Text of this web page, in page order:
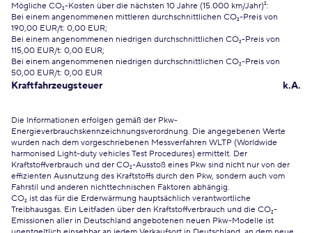
Mögliche CO₂-Kosten über die nächsten 10 Jahre (15.000 km/Jahr)²:
Bei einem angenommenen mittleren durchschnittlichen CO₂-Preis von
190,00 EUR/t: 0,00 EUR;
Bei einem angenommenen niedrigen durchschnittlichen CO₂-Preis von
115,00 EUR/t: 0,00 EUR;
Bei einem angenommenen niedrigen durchschnittlichen CO₂-Preis von
50,00 EUR/t: 0,00 EUR
Kraftfahrzeugsteuer k.A.
Die Informationen erfolgen gemäß der Pkw-
Energieverbrauchskennzeichnungsverordnung. Die angegebenen Werte
wurden nach dem vorgeschriebenen Messverfahren WLTP (Worldwide
harmonised Light-duty vehicles Test Procedures) ermittelt. Der
Kraftstoffverbrauch und der CO₂-Ausstoß eines Pkw sind nicht nur von der
effizienten Ausnutzung des Kraftstoffs durch den Pkw, sondern auch vom
Fahrstil und anderen nichttechnischen Faktoren abhängig.
CO₂ ist das für die Erderwärmung hauptsächlich verantwortliche
Treibhausgas. Ein Leitfaden über den Kraftstoffverbrauch und die CO₂-
Emissionen aller in Deutschland angebotenen neuen Pkw-Modelle ist